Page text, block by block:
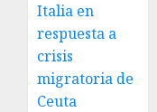
Italia en
respuesta a
crisis
migratoria de
Ceuta